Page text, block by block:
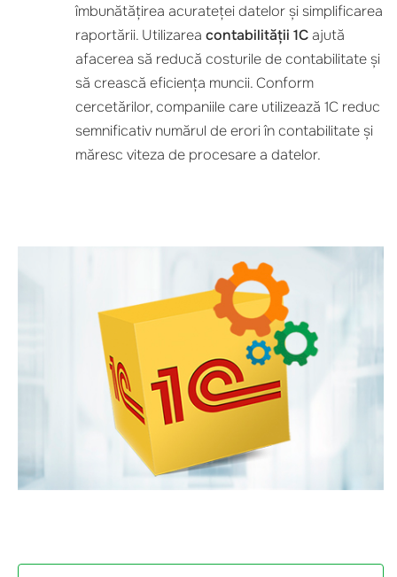
îmbunătățirea acurateței datelor și simplificarea
raportării. Utilizarea contabilității 1Cajută
afacerea să reducă costurile de contabilitate și
să crească eficiența muncii. Conform
cercetărilor, companiile care utilizează 1C reduc
semnificativ numărul de erori în contabilitate și
măresc viteza de procesare a datelor.